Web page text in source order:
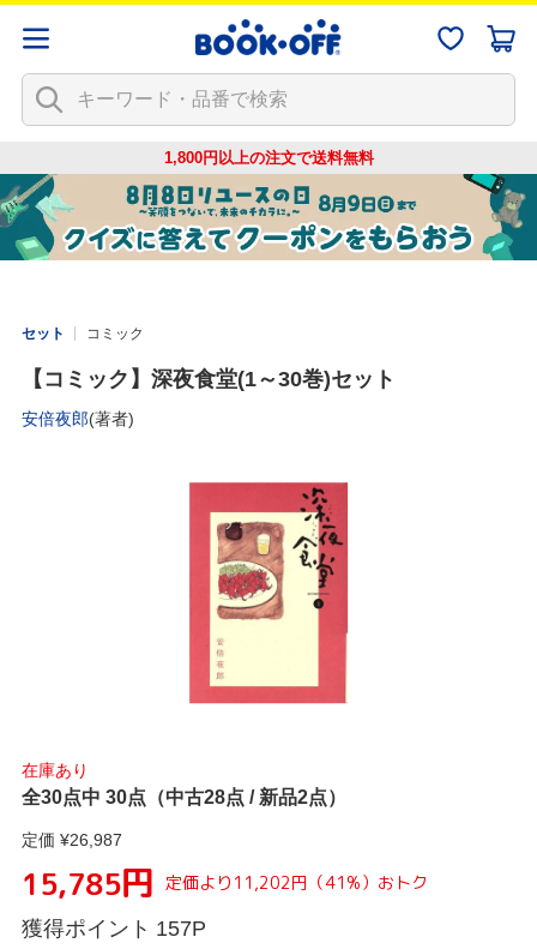
1,800円以上の注文で送料無料
セット コミック
【コミック】深夜食堂(1～30巻)セット
安倍夜郎(著者)
在庫あり
全30点中 30点（中古28点 / 新品2点）
定価 ¥26,987
15,785円 定価より 11,202円 （41 %） おトク
獲得ポイント 157P